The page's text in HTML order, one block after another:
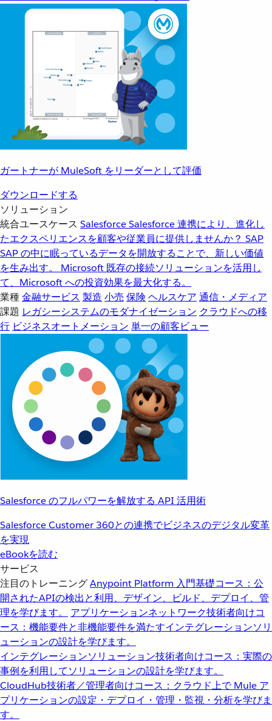
ガートナーが MuleSoft をリーダーとして評価
ダウンロードする
ソリューション
統合ユースケース SalesforceSalesforce 連携により、進化し
たエクスペリエンスを顧客や従業員に提供しませんか？ SAP
SAP の中に眠っているデータを開放することで、新しい価値
を生み出す。
Microsoft 既存の接続ソリューションを活用し
て、Microsoft への投資効果を最大化する。
業種金融サービス 製造 小売 保険 ヘルスケア 通信・メディア
課題 レガシーシステムのモダナイゼーション クラウドへの移
行 ビジネスオートメーション 単一の顧客ビュー
Salesforce のフルパワーを解放する API 活用術
Salesforce Customer 360との連携でビジネスのデジタル変革
を実現
eBookを読む
サービス
注目のトレーニングAnypoint Platform 入門基礎コース：公
開されたAPIの検出と利用、デザイン、ビルド、デプロイ、管
理を学びます。
アプリケーションネットワーク技術者向けコ
ース：機能要件と非機能要件を満たすインテグレーションソリ
ューションの設計を学びます。
インテグレーションソリューション技術者向けコース：実際の
事例を利用してソリューションの設計を学びます。
CloudHub技術者／管理者向けコース：クラウド上で Mule ア
プリケーションの設定・デプロイ・管理・監視・分析を学びま
す。